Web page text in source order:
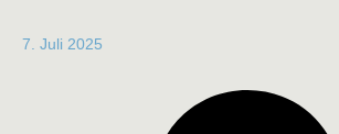
7. Juli 2025